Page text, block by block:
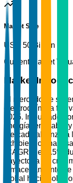
Market Size
USD 50 Billion
Current Market
Market
El mercado de
electroquímica fue
2025. Impulsado
energía renovable
mercado
exhibiendo una
(CAGR) del 9.5%
trayectoria de
almacenamiento
global hacia